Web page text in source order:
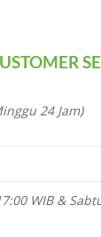
24 Jam)
WIB &